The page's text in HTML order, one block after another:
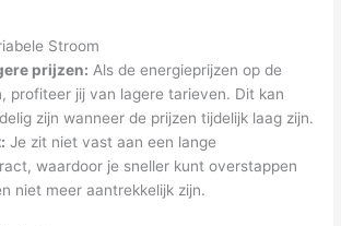
Stroom
prijzen: Als de energieprijzen op de
profiteer jij van lagere tarieven. Dit kan
zijn wanneer de prijzen tijdelijk laag zijn.
Je zit niet vast aan een lange
waardoor je sneller kunt overstappen
niet meer aantrekkelijk zijn.